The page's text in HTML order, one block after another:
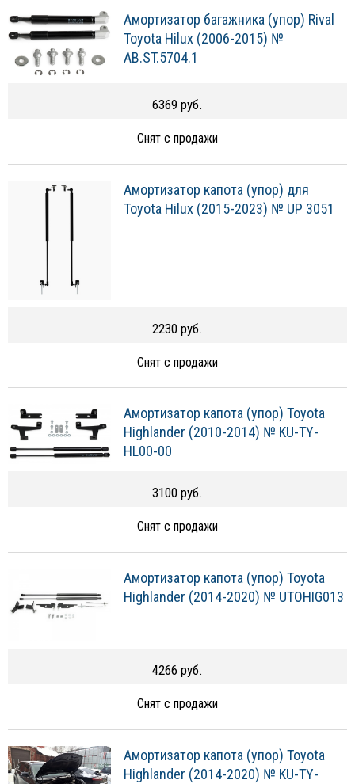
Амортизатор багажника (упор) Rival
Toyota Hilux (2006-2015) №
AB.ST.5704.1
6369 руб.
Снят с продажи
Амортизатор капота (упор) для
Toyota Hilux (2015-2023) № UP 3051
2230 руб.
Снят с продажи
Амортизатор капота (упор) Toyota
Highlander (2010-2014) № KU-TY-
HL00-00
3100 руб.
Снят с продажи
Амортизатор капота (упор) Toyota
Highlander (2014-2020) № UTOHIG013
4266 руб.
Снят с продажи
Амортизатор капота (упор) Toyota
Highlander (2014-2020) № KU-TY-